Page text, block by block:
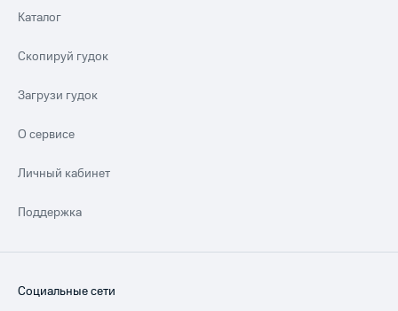
Каталог
Скопируй гудок
Загрузи гудок
О сервисе
Личный кабинет
Поддержка
Социальные сети